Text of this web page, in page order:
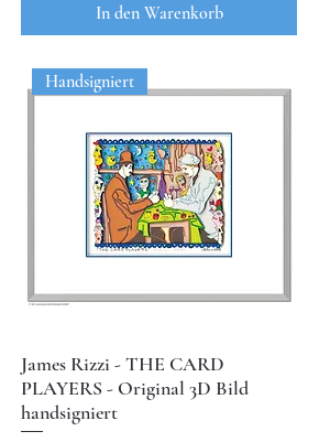
In den Warenkorb
Handsigniert
James Rizzi - THE CARD
PLAYERS - Original 3D Bild
handsigniert